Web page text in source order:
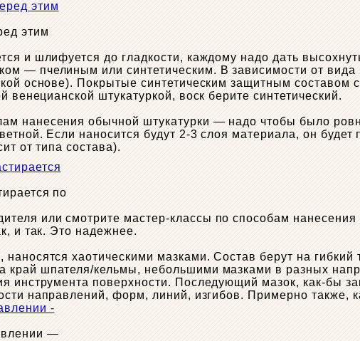
этим
и шлифуется до гладкости, каждому надо дать
— пчелиным или синтетическим. В зависимости от вида
основе). Покрытые синтетическим защитным составом
венецианской штукатуркой, воск берите синтетический.
нанесения обычной штукатурки — надо чтобы было
Если наносится будут 2-3 слоя материала, он будет
от типа состава).
по
или смотрите мастер-классы по способам
и так. Это надежнее.
хаотическими мазками. Состав берут на гибкий
шпателя/кельмы, небольшими мазками в разных
инструмента поверхности. Последующий мазок, как-бы
направлений, форм, линий, изгибов. Примерно также,
—